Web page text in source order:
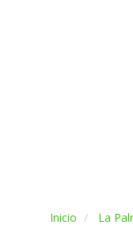
Inicio La